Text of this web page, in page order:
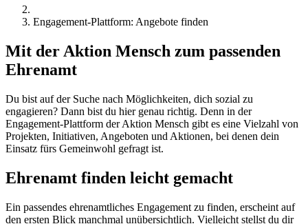
Engagement-Plattform: Angebote finden
Mit der Aktion Mensch zum passenden
Ehrenamt
Du bist auf der Suche nach Möglichkeiten, dich sozial zu
engagieren? Dann bist du hier genau richtig. Denn in der
Engagement-Plattform der Aktion Mensch gibt es eine Vielzahl von
Projekten, Initiativen, Angeboten und Aktionen, bei denen dein
Einsatz fürs Gemeinwohl gefragt ist.
Ehrenamt finden leicht gemacht
Ein passendes ehrenamtliches Engagement zu finden, erscheint auf
den ersten Blick manchmal unübersichtlich. Vielleicht stellst du dir